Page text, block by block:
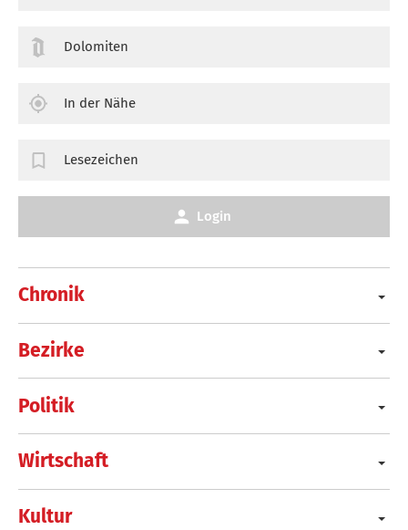
Chronik
Bezirke
Politik
Wirtschaft
Kultur
Dolomiten
In der Nähe
Lesezeichen
Login